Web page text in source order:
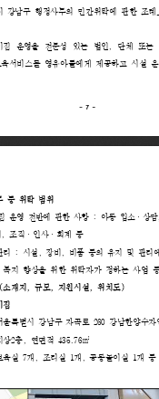
7
강남구 행정사무의 민간위탁에 관한 조례
집 운영을 전문성 있는 법인 단체 또는
서비스를 영유아들에게 제공하고 시설
등 위탁 범위
운영 전반에 관한 사항 : 아동 입소 상담
조직 인사· 회계 등
리 : 시설 장비 비품 등의 유지 및 관리
복지 향상을 위한 위탁자가 정하는 사업
소재지 규모, 지원시설 , 위치도)
집
울특별시 강남구 자곡로 260 강남한양수자
상2층, 연면적 435.76㎡
육실 7개 조리실 1개 , 공동놀이실 1개 등